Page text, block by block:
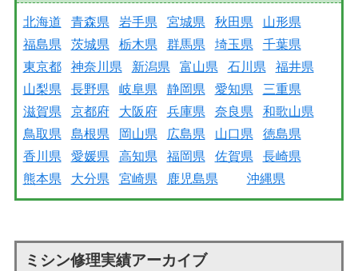
北海道 青森県 岩手県 宮城県 秋田県
山形県
福島県
茨城県 栃木県 群馬県 埼玉県
千葉県
東京都
神奈川県 新潟県 富山県 石川県
福井県
山梨県
長野県 岐阜県 静岡県 愛知県
三重県
滋賀県
京都府 大阪府 兵庫県 奈良県
和歌山県
鳥取県
島根県 岡山県 広島県 山口県
徳島県
香川県
愛媛県 高知県 福岡県 佐賀県
長崎県
熊本県
大分県 宮崎県 鹿児島県 沖縄県
ミシン修理実績アーカイブ